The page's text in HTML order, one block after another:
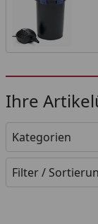
Ihre
Kategorien
Filter /